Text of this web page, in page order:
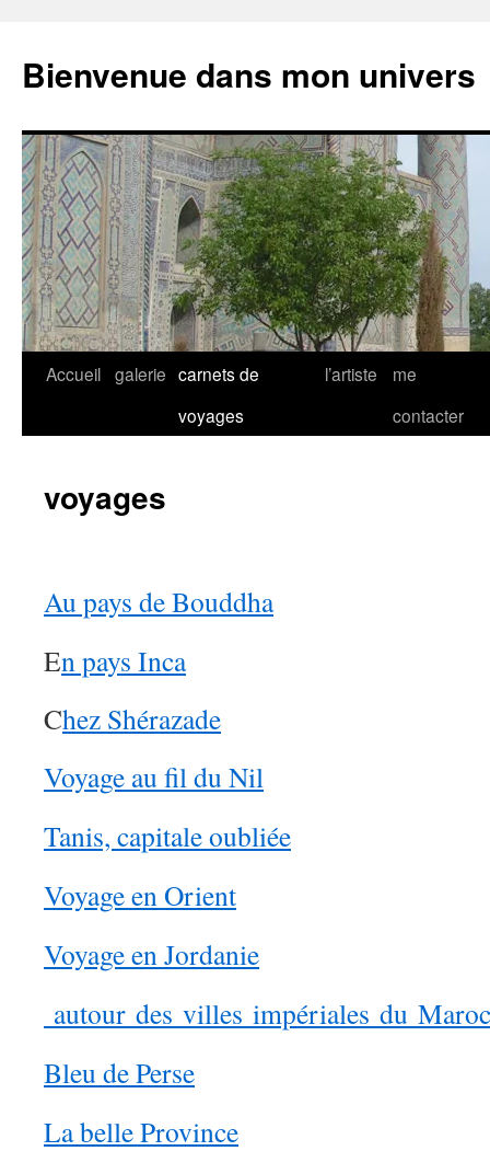
Bienvenue dans mon univers
Aller
Accueil galerie carnets de
voyages
l’artiste
me
contacter
voyages
Au pays de Bouddha
En pays Inca
Chez Shérazade
Voyage au fil du Nil
Tanis, capitale oubliée
Voyage en Orient
Voyage en Jordanie
autour des villes impériales du Maroc
Bleu de Perse
La belle Province